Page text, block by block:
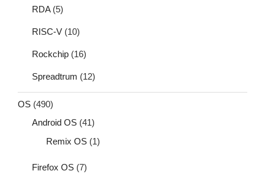
RDA(5)
RISC-V (10)
Rockchip (16)
Spreadtrum (12)
OS (490)
Android OS (41)
Remix OS (1)
Firefox OS (7)